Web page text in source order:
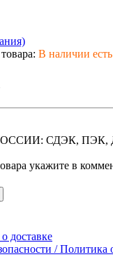
В наличии есть
СДЭК, ПЭК,
укажите в
доставке
/ Политика